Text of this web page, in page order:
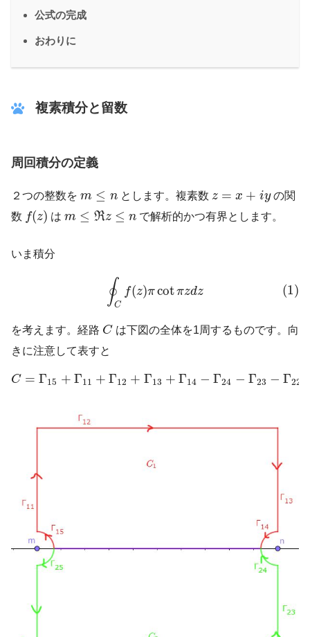
公式の完成
おわりに
複素積分と留数
周回積分の定義
２つの整数を m ≤ n
m n とします。複素数 z = x + iy
z +i
の関
数 f(z)
(z はm ≤ Rz ≤ n
R z≤ で解析的かつ有界とします。
いま積分
∮C
f(z)πcotπzdz (1)
(1)∮
を考えます。経路 C
Cは下図の全体を1周するものです。向
きに注意して表すと
C = Γ15 + Γ11 + Γ12 + Γ13 + Γ14 − Γ24 − Γ23 − Γ22
C 15+ 11 +Γ 12 Γ13 + Γ14 24 23− 22−